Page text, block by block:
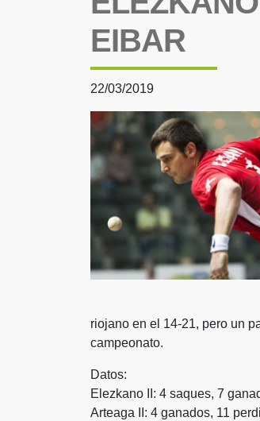
EIBAR
22/03/2019
riojano en el 14-21, pero un
campeonato.
Datos:
Elezkano II: 4 saques, 7
Arteaga II: 4 ganados, 11